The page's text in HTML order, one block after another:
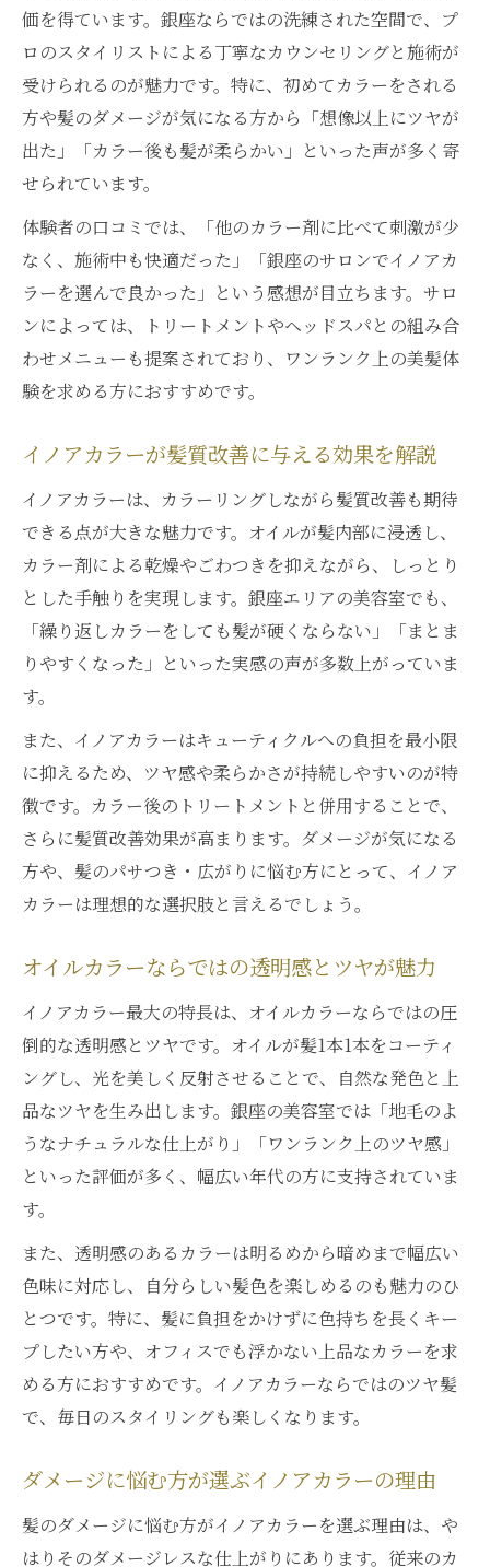
透明感とツヤを楽しむヘアカラー術
イノアカラーで透明感あふれる髪色に挑戦
ダメージレスなヘアカラーの秘訣を解説
東京都中央区銀座で人気のツヤ髪カラー体
験
美容室選びに役立つイノアカラーの魅力
銀座エリアで話題のオイルカラー選び方
イノアカラーが選ばれる銀座美容の特徴と
オイルカラーメニュー比較と選び方のポイ
東京都中央区銀座で注目のイノアカラー解
説
ダメージを抑えるサロン選びのコツを伝授
口コミで探すイノアカラー人気店の見分け
方
もし傷みが心配なら注目はイノアカラー
イノアカラーが髪の傷み不安をやわらげる
低刺激カラーを選ぶならイノアカラーが最
適
東京都中央区銀座で叶う安心のカラー体験
ダメージを防ぐイノアカラーテクニック特
集
髪の健康を守るカラー選びの新常識を紹介
価を得ています。銀座ならではの洗練された空間で、プ
ロのスタイリストによる丁寧なカウンセリングと施術が
受けられるのが魅力です。特に、初めてカラーをされる
方や髪のダメージが気になる方から「想像以上にツヤが
出た」「カラー後も髪が柔らかい」といった声が多く寄
せられています。
体験者の口コミでは、「他のカラー剤に比べて刺激が少
なく、施術中も快適だった」「銀座のサロンでイノアカ
ラーを選んで良かった」という感想が目立ちます。サロ
ンによっては、トリートメントやヘッドスパとの組み合
わせメニューも提案されており、ワンランク上の美髪体
験を求める方におすすめです。
イノアカラーが髪質改善に与える効果を解説
イノアカラーは、カラーリングしながら髪質改善も期待
できる点が大きな魅力です。オイルが髪内部に浸透し、
カラー剤による乾燥やごわつきを抑えながら、しっとり
とした手触りを実現します。銀座エリアの美容室でも、
「繰り返しカラーをしても髪が硬くならない」「まとま
りやすくなった」といった実感の声が多数上がっていま
す。
また、イノアカラーはキューティクルへの負担を最小限
に抑えるため、ツヤ感や柔らかさが持続しやすいのが特
徴です。カラー後のトリートメントと併用することで、
さらに髪質改善効果が高まります。ダメージが気になる
方や、髪のパサつき・広がりに悩む方にとって、イノア
カラーは理想的な選択肢と言えるでしょう。
オイルカラーならではの透明感とツヤが魅力
イノアカラー最大の特長は、オイルカラーならではの圧
倒的な透明感とツヤです。オイルが髪1本1本をコーティ
ングし、光を美しく反射させることで、自然な発色と上
品なツヤを生み出します。銀座の美容室では「地毛のよ
うなナチュラルな仕上がり」「ワンランク上のツヤ感」
といった評価が多く、幅広い年代の方に支持されていま
す。
また、透明感のあるカラーは明るめから暗めまで幅広い
色味に対応し、自分らしい髪色を楽しめるのも魅力のひ
とつです。特に、髪に負担をかけずに色持ちを長くキー
プしたい方や、オフィスでも浮かない上品なカラーを求
める方におすすめです。イノアカラーならではのツヤ髪
で、毎日のスタイリングも楽しくなります。
ダメージに悩む方が選ぶイノアカラーの理由
髪のダメージに悩む方がイノアカラーを選ぶ理由は、や
はりそのダメージレスな仕上がりにあります。従来のカ